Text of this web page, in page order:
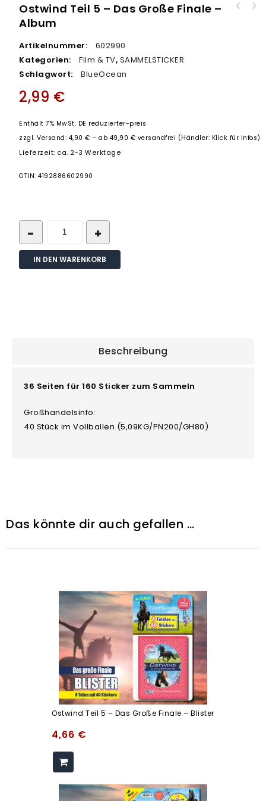
Ostwind Teil 5 – Das Große Finale –
Album
Artikelnummer:
602990
Kategorien:
Film & TV, SAMMELSTICKER
Schlagwort:
BlueOcean
2,99 €
Enthält 7% MwSt. DE reduzierter-preis
zzgl.Versand: 4,90 € – ab 49,90 € versandfrei (Händler: Klick für Infos)
Lieferzeit: ca. 2-3 Werktage
GTIN: 4192886602990
IN DEN WARENKORB
Beschreibung
36 Seiten für 160 Sticker zum Sammeln
Großhandelsinfo:
40 Stück im Vollballen (5,09KG/PN200/GH80)
Das könnte dir auch gefallen …
Ostwind Teil 5 – Das Große Finale – Blister
4,66 €